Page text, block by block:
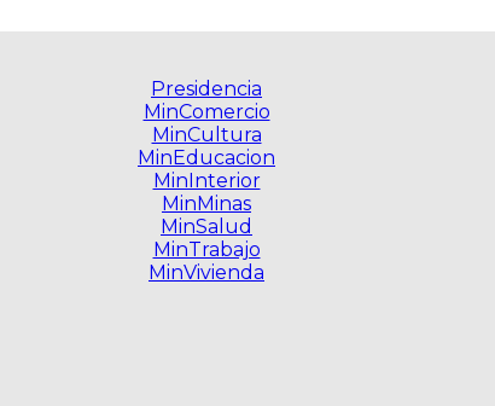
Presidencia
MinComercio
MinCultura
MinEducacion
MinInterior
MinMinas
MinSalud
MinTrabajo
MinVivienda